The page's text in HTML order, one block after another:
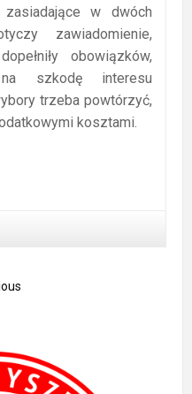
w dwóch
zawiadomienie,
obowiązków,
szkodę interesu
trzeba powtórzyć,
kosztami.